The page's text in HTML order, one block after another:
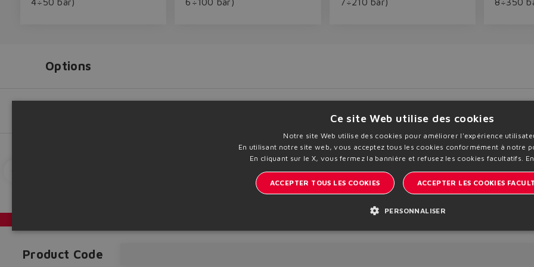
Options
3D Download Print PDF Add to Trolley
Product Code
Catalogues et brochures Restez informé sur le monde d'Atos
Ce site Web utilise des cookies
Notre site Web utilise des cookies pour améliorer l'expérience
En utilisant notre site web, vous acceptez tous les cookies conformément à notre
En cliquant sur le X, vous fermez la bannière et refusez les cookies facultatifs.
ACCEPTER TOUS LES COOKIES ACCEPTER LES COOKIES
PERSONNALISER